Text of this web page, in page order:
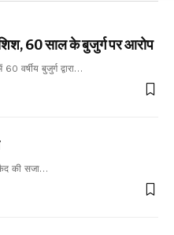
60 साल के बुजुर्ग पर आरोप
वर्षीय बुजुर्ग द्वारा…
कैद की सजा…